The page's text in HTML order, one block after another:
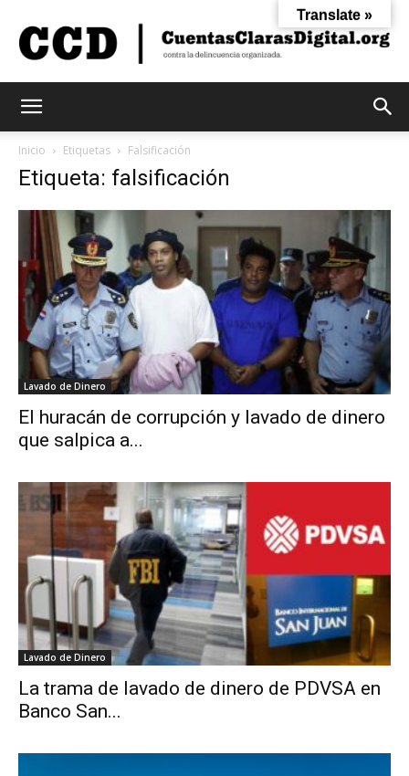
Digital
Inicio Etiquetas Falsificación
Etiqueta: falsificación
Lavado de Dinero
El huracán de corrupción y lavado de dinero
que salpica a...
Lavado de Dinero
La trama de lavado de dinero de PDVSA en
Banco San...
Translate »